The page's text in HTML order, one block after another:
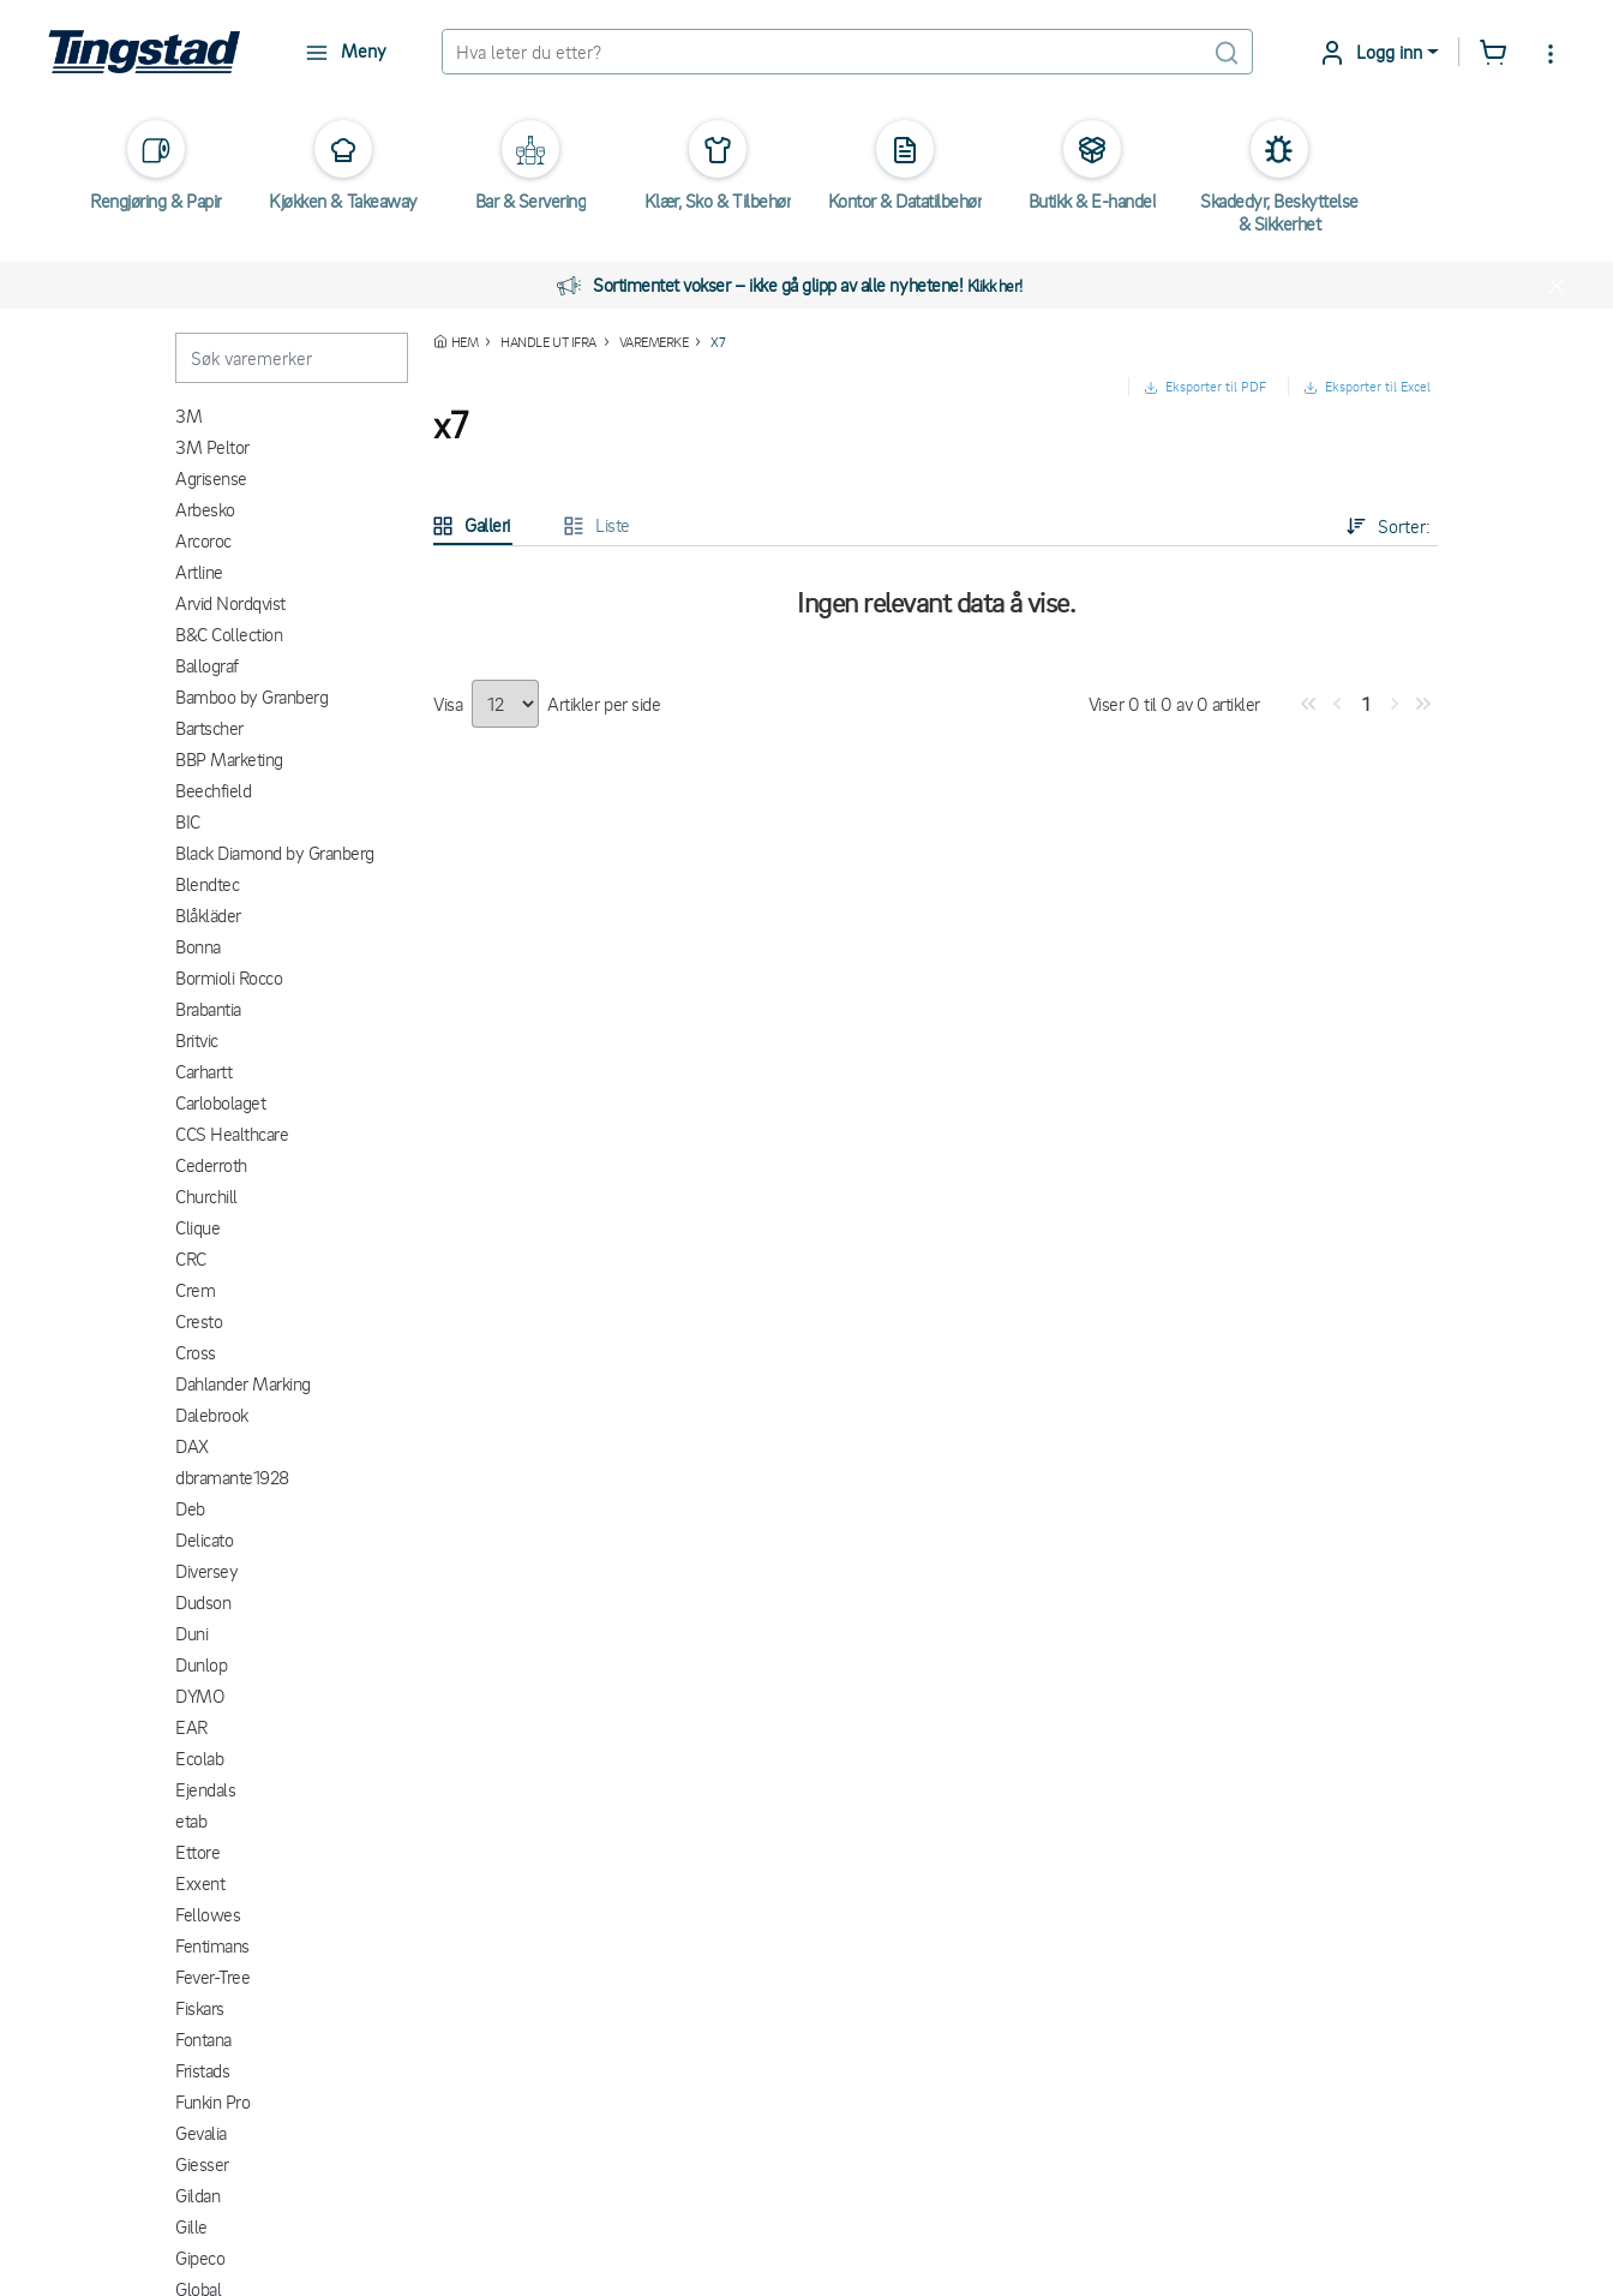
Meny Logg inn
Rengjøring & Papir Kjøkken & Takeaway Bar & Servering Klær, Sko & Tilbehør Kontor & Datatilbehør Butikk & E-handel
Skadedyr, Beskyttelse
& Sikkerhet
Sortimentet vokser – ikke gå glipp av alle nyhetene! Klikk her!
3M
3M Peltor
Agrisense
Arbesko
Arcoroc
Artline
Arvid Nordqvist
B&C Collection
Ballograf
Bamboo by Granberg
Bartscher
BBP Marketing
Beechfield
BIC
Black Diamond by Granberg
Blendtec
Blåkläder
Bonna
Bormioli Rocco
Brabantia
Britvic
Carhartt
Carlobolaget
CCS Healthcare
Cederroth
Churchill
Clique
CRC
Crem
Cresto
Cross
Dahlander Marking
Dalebrook
DAX
dbramante1928
Deb
Delicato
Diversey
Dudson
Duni
Dunlop
DYMO
EAR
Ecolab
Ejendals
etab
Ettore
Exxent
Fellowes
Fentimans
Fever-Tree
Fiskars
Fontana
Fristads
Funkin Pro
Gevalia
Giesser
Gildan
Gille
Gipeco
Global
HEM HANDLE UT IFRA VAREMERKE X7
Eksporter til PDF Eksporter til Excel
x7
Galleri Liste Sorter:
Ingen relevant data å vise.
Visa Artikler per side Viser 0 til 0 av 0 artikler 1